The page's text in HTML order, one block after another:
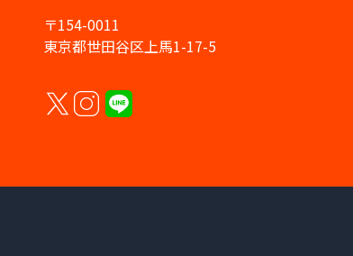
〒154-0011
東京都世田谷区上馬1-17-5